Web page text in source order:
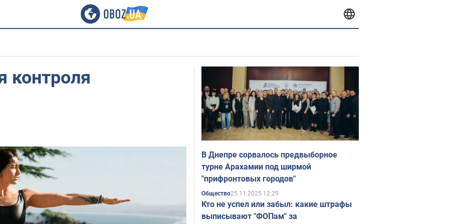
контроля
В Днепре сорвалось предвыборное
турне Арахамии под ширмой
"прифронтовых городов"
Общество25.11.2025 12:29
Кто не успел или забыл: какие штрафы
выписывают "ФОПам" за